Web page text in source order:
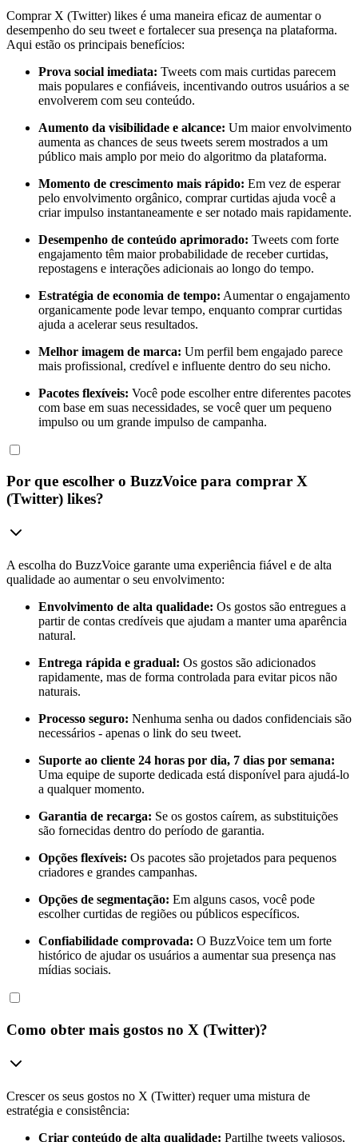
Comprar X (Twitter) likes é uma maneira eficaz de aumentar o
desempenho do seu tweet e fortalecer sua presença na plataforma.
Aqui estão os principais benefícios:
Prova social imediata: Tweets com mais curtidas parecem
mais populares e confiáveis, incentivando outros usuários a se
envolverem com seu conteúdo.
Aumento da visibilidade e alcance: Um maior envolvimento
aumenta as chances de seus tweets serem mostrados a um
público mais amplo por meio do algoritmo da plataforma.
Momento de crescimento mais rápido: Em vez de esperar
pelo envolvimento orgânico, comprar curtidas ajuda você a
criar impulso instantaneamente e ser notado mais rapidamente.
Desempenho de conteúdo aprimorado: Tweets com forte
engajamento têm maior probabilidade de receber curtidas,
repostagens e interações adicionais ao longo do tempo.
Estratégia de economia de tempo: Aumentar o engajamento
organicamente pode levar tempo, enquanto comprar curtidas
ajuda a acelerar seus resultados.
Melhor imagem de marca: Um perfil bem engajado parece
mais profissional, credível e influente dentro do seu nicho.
Pacotes flexíveis: Você pode escolher entre diferentes pacotes
com base em suas necessidades, se você quer um pequeno
impulso ou um grande impulso de campanha.
Por que escolher o BuzzVoice para comprar X
(Twitter) likes?
A escolha do BuzzVoice garante uma experiência fiável e de alta
qualidade ao aumentar o seu envolvimento:
Envolvimento de alta qualidade: Os gostos são entregues a
partir de contas credíveis que ajudam a manter uma aparência
natural.
Entrega rápida e gradual: Os gostos são adicionados
rapidamente, mas de forma controlada para evitar picos não
naturais.
Processo seguro: Nenhuma senha ou dados confidenciais são
necessários - apenas o link do seu tweet.
Suporte ao cliente 24 horas por dia, 7 dias por semana:
Uma equipe de suporte dedicada está disponível para ajudá-lo
a qualquer momento.
Garantia de recarga: Se os gostos caírem, as substituições
são fornecidas dentro do período de garantia.
Opções flexíveis: Os pacotes são projetados para pequenos
criadores e grandes campanhas.
Opções de segmentação: Em alguns casos, você pode
escolher curtidas de regiões ou públicos específicos.
Confiabilidade comprovada: O BuzzVoice tem um forte
histórico de ajudar os usuários a aumentar sua presença nas
mídias sociais.
Como obter mais gostos no X (Twitter)?
Crescer os seus gostos no X (Twitter) requer uma mistura de
estratégia e consistência:
Criar conteúdo de alta qualidade: Partilhe tweets valiosos,